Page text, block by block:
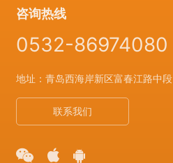
咨询热线
0532-86974080
地址：青岛西海岸新区富春江路中段
联系我们